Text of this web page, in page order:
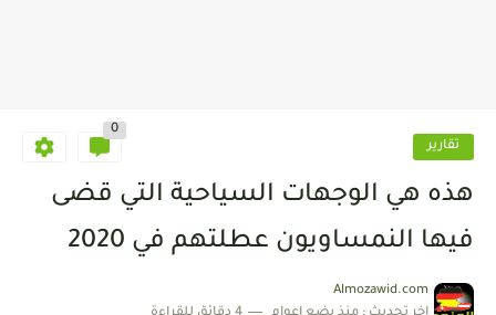
تقارير
0
هذه هي الوجهات السياحية التي قضى
فيها النمساويون عطلتهم في 2020
Almozawid.com